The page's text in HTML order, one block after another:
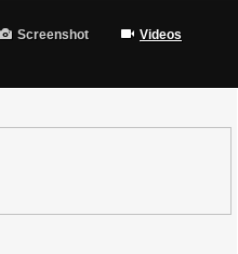
Screenshot
Videos